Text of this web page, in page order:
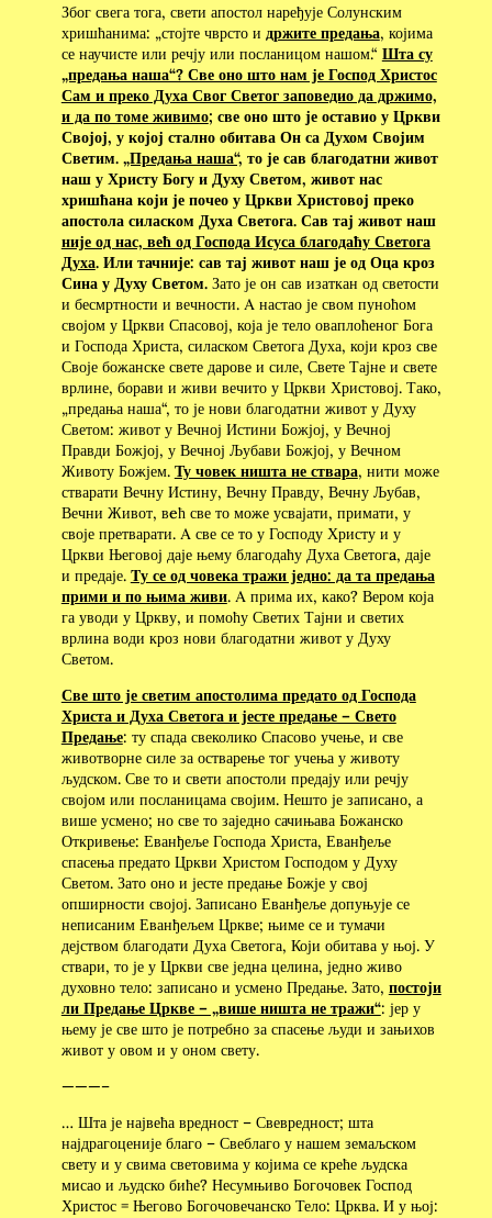
Због свега тога, свети апостол наређује Солунским
хришћанима: „стојте чврсто и држите предања, којима
се научисте или речју или посланицом нашом.“ Шта су
„предања наша“? Све оно што нам је Господ Христос
Сам и преко Духа Свог Светог заповедио да држимо,
и да по томе живимо; све оно што је оставио у Цркви
Својој, у којој стално обитава Он са Духом Својим
Светим. „Предања наша“, то је сав благодатни живот
наш у Христу Богу и Духу Светом, живот нас
хришћана који је почео у Цркви Христовој преко
апостола силаском Духа Светога. Сав тај живот наш
није од нас, већ од Господа Исуса благодаћу Светога
Духа. Или тачније: сав тај живот наш је од Оца кроз
Сина у Духу Светом.Зато је он сав изаткан од светости
и бесмртности и вечности. Α настао је свом пуноћом
својом у Цркви Спасовој, која је тело оваплоћеног Бога
и Господа Христа, силаском Светога Духа, који кроз све
Своје божанске свете дарове и силе, Свете Тајне и свете
врлине, борави и живи вечито у Цркви Христовој. Тако,
„предања наша“, то је нови благодатни живот у Духу
Светом: живот у Вечној Истини Божјој, у Вечној
Правди Божјој, у Вечној Љубави Божјој, у Вечном
Животу Божјем. Ту човек ништа не ствара, нити може
стварати Вечну Истину, Вечну Правду, Вечну Љубав,
Вечни Живот, вeћ све то може усвајати, примати, у
своје претварати. Α све се то у Господу Христу и у
Цркви Његовој даје њему благодаћу Духа Светогa, даје
и предаје. Τу се од човека тражи једно: да та предања
прими и по њима живи. Α прима их, како? Вером која
га уводи у Цркву, и помоћу Светих Тајни и светих
врлина води кроз нови благодатни живот у Духу
Светом.
Све што је светим апостолима предато од Господа
Христа и Духа Светога и јесте предање – Свето
Предање: ту спада свеколико Спасово учење, и све
животворне силе за остварење тог учења у животу
људском. Све то и свети апостоли предају или речју
својом или посланицама својим. Нешто је записано, а
више усмено; но све то заједно сачињава Божанско
Откривење: Еванђеље Господа Христа, Еванђеље
спасења предато Цркви Христом Господом у Духу
Светом. Зато оно и јесте предање Божје у свој
опширности својој. Записано Еванђеље допуњује се
неписаним Еванђељем Цркве; њиме се и тумачи
дејством благодати Духа Светога, Који обитава у њој. У
ствари, то је у Цркви све једна целина, једно живо
духовно тело: записано и усмено Предање. Зато, постоји
ли Предање Цркве – „више ништа не тражи“: јер у
њему је све што је потребно за спасење људи и зањихов
живот у овом и у оном свету.
———–
… Шта је највећа вредност – Свевредност; шта
најдрагоценије благо – Свеблаго у нашем земаљском
свету и у свима световима у којима се креће људска
мисао и људско биће? Несумњиво Богочовек Господ
Христос = Његово Богочовечанско Тело: Црква. И у њој: